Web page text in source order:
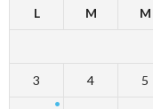
L M M
3 4 5